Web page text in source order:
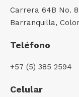
Carrera 64B No.
Barranquilla,
Teléfono
+57 (5) 385 2594
Celular